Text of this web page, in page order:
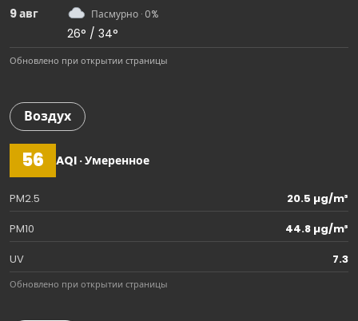
9 авг Пасмурно · 0%
26° / 34°
Обновлено при открытии страницы
Воздух
56 AQI · Умеренное
PM2.5
20.5 µg/m³
PM10
44.8 µg/m³
UV
7.3
Обновлено при открытии страницы